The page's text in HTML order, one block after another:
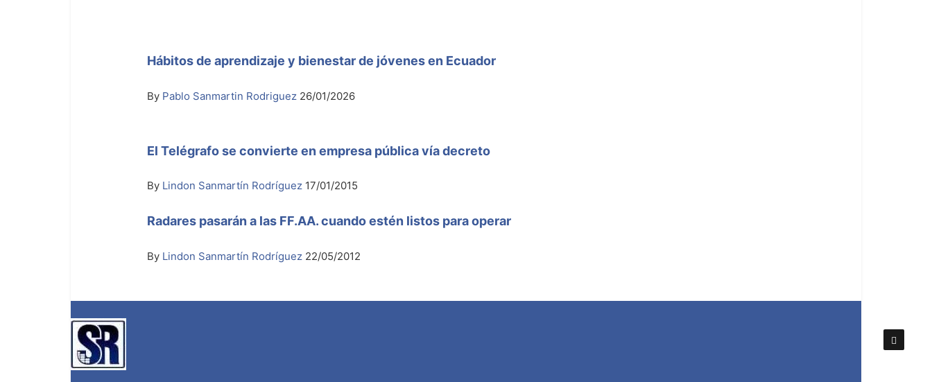
Hábitos de aprendizaje y bienestar de jóvenes en Ecuador
By Pablo Sanmartin Rodriguez 26/01/2026
El Telégrafo se convierte en empresa pública vía decreto
By Lindon Sanmartín Rodríguez 17/01/2015
Radares pasarán a las FF.AA. cuando estén listos para operar
By Lindon Sanmartín Rodríguez 22/05/2012